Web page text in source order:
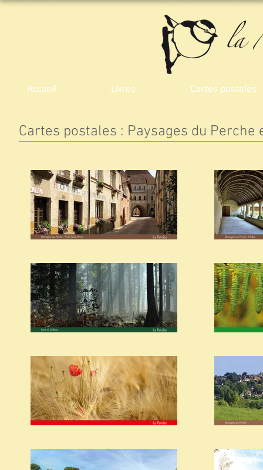
Accueil Livres Cartes postales
Cartes postales : Paysages du